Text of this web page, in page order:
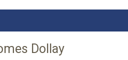
Dollay